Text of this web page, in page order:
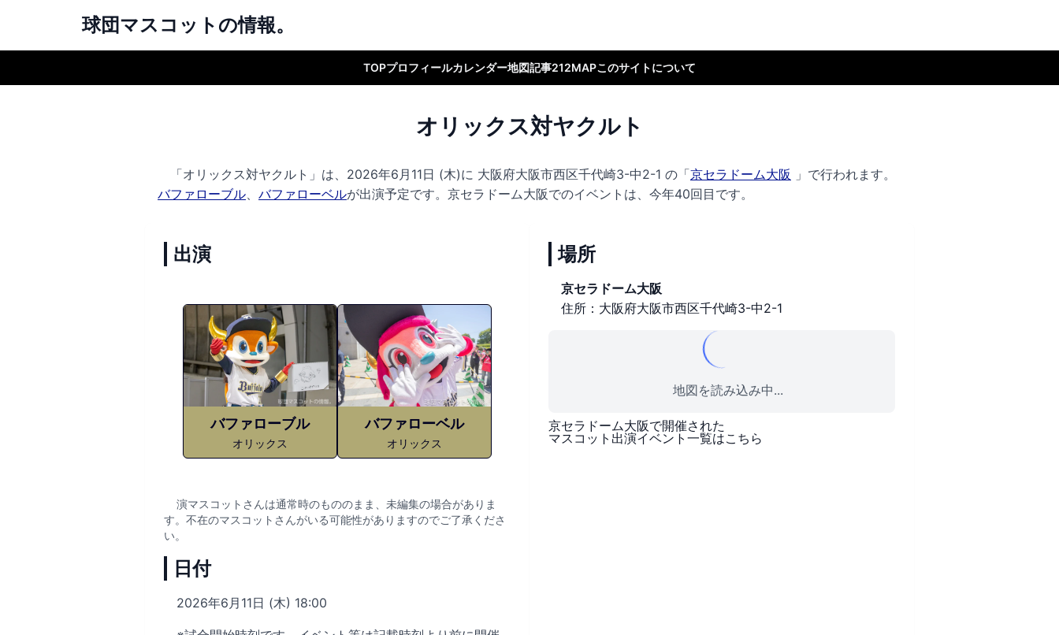
球団マスコットの情報。
TOPプロフィールカレンダー地図記事212MAPこのサイトについて
オリックス対ヤクルト
「オリックス対ヤクルト」は、2026年6月11日 (木)に 大阪府大阪市西区千代崎3-中2-1 の 「京セラドーム大阪
」で行われます。
バファローブル、 バファローベルが出演予定です。 京セラドーム大阪でのイベントは、今年40回目です。
出演
バファローブル
オリックス
バファローベル
オリックス
演マスコットさんは通常時のもののまま、未編集の場合がありま
す。不在のマスコットさんがいる可能性がありますのでご了承くださ
い。
日付
2026年6月11日 (木) 18:00
場所
京セラドーム大阪
住所：大阪府大阪市西区千代崎3-中2-1
地図を読み込み中...
京セラドーム大阪で開催された
マスコット出演イベント一覧はこちら